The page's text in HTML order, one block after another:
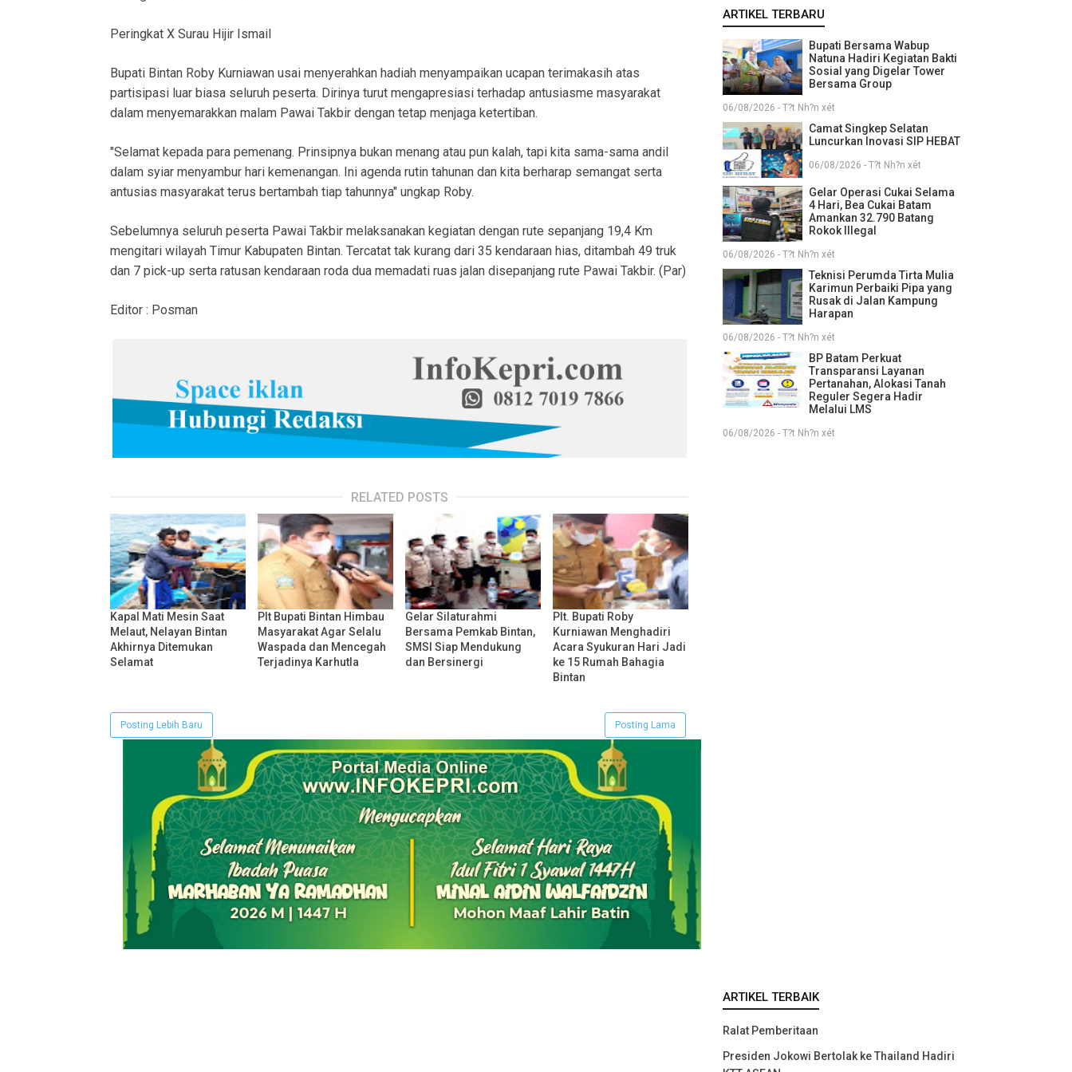
Peringkat X Surau Hijir Ismail
Bupati Bintan Roby Kurniawan usai menyerahkan hadiah menyampaikan ucapan terimakasih atas
partisipasi luar biasa seluruh peserta. Dirinya turut mengapresiasi terhadap antusiasme masyarakat
dalam menyemarakkan malam Pawai Takbir dengan tetap menjaga ketertiban.
"Selamat kepada para pemenang. Prinsipnya bukan menang atau pun kalah, tapi kita sama-sama andil
dalam syiar menyambur hari kemenangan. Ini agenda rutin tahunan dan kita berharap semangat serta
antusias masyarakat terus bertambah tiap tahunnya" ungkap Roby.
Sebelumnya seluruh peserta Pawai Takbir melaksanakan kegiatan dengan rute sepanjang 19,4 Km
mengitari wilayah Timur Kabupaten Bintan. Tercatat tak kurang dari 35 kendaraan hias, ditambah 49 truk
dan 7 pick-up serta ratusan kendaraan roda dua memadati ruas jalan disepanjang rute Pawai Takbir. (Par)
Editor : Posman
RELATED POSTS
Kapal Mati Mesin Saat
Melaut, Nelayan Bintan
Akhirnya Ditemukan
Selamat
Plt Bupati Bintan Himbau
Masyarakat Agar Selalu
Waspada dan Mencegah
Terjadinya Karhutla
Gelar Silaturahmi
Bersama Pemkab Bintan,
SMSI Siap Mendukung
dan Bersinergi
Plt. Bupati Roby
Kurniawan Menghadiri
Acara Syukuran Hari Jadi
ke 15 Rumah Bahagia
Bintan
Posting Lebih Baru Posting Lama
ARTIKEL TERBARU
Bupati Bersama Wabup
Natuna Hadiri Kegiatan Bakti
Sosial yang Digelar Tower
Bersama Group
06/08/2026 - T?t Nh?n xét
Camat Singkep Selatan
Luncurkan Inovasi SIP HEBAT
06/08/2026 - T?t Nh?n xét
Gelar Operasi Cukai Selama
4 Hari, Bea Cukai Batam
Amankan 32.790 Batang
Rokok Illegal
06/08/2026 - T?t Nh?n xét
Teknisi Perumda Tirta Mulia
Karimun Perbaiki Pipa yang
Rusak di Jalan Kampung
Harapan
06/08/2026 - T?t Nh?n xét
BP Batam Perkuat
Transparansi Layanan
Pertanahan, Alokasi Tanah
Reguler Segera Hadir
Melalui LMS
06/08/2026 - T?t Nh?n xét
ARTIKEL TERBAIK
Ralat Pemberitaan
Presiden Jokowi Bertolak ke Thailand Hadiri